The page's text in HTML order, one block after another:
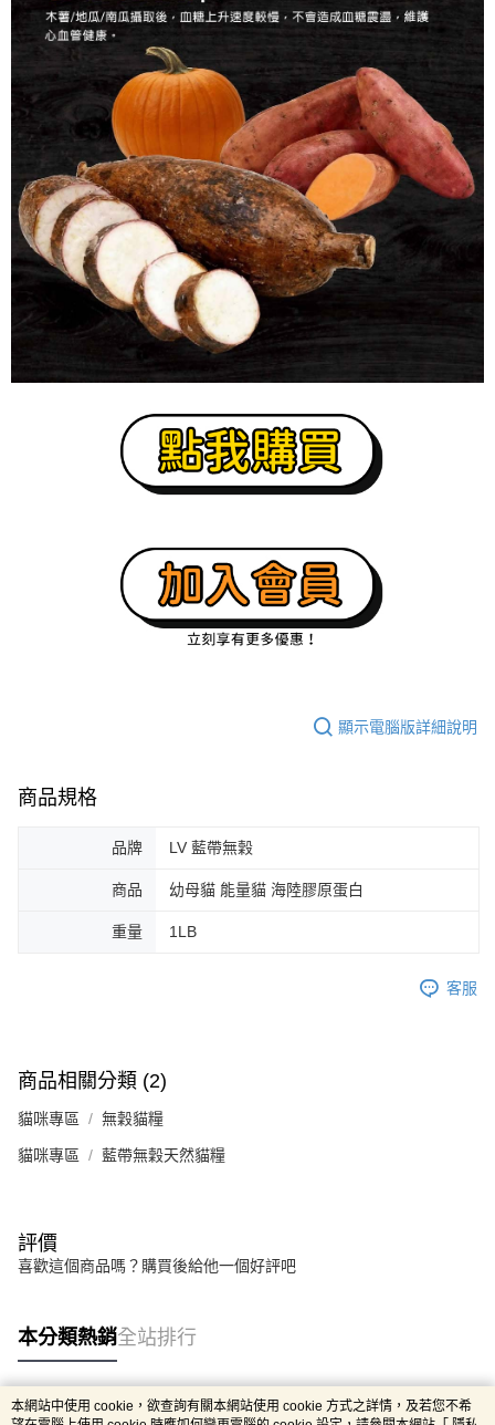
顯示電腦版詳細說明
商品規格
品牌 LV 藍帶無穀
商品 幼母貓 能量貓 海陸膠原蛋白
重量 1LB
客服
商品相關分類 (2)
貓咪專區 無穀貓糧
貓咪專區 藍帶無穀天然貓糧
評價
喜歡這個商品嗎？購買後給他一個好評吧
本分類熱銷全站排行
本網站中使用 cookie，欲查詢有關本網站使用 cookie 方式之詳情，及若您不希